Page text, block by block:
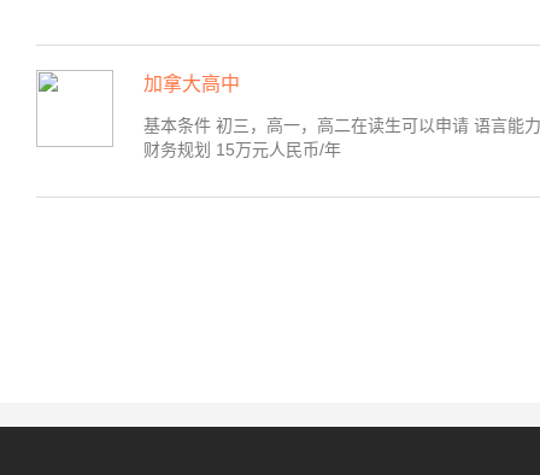
加拿大高中
基本条件 初三，高一，高二在读生可以申请 语言能
财务规划 15万元人民币/年